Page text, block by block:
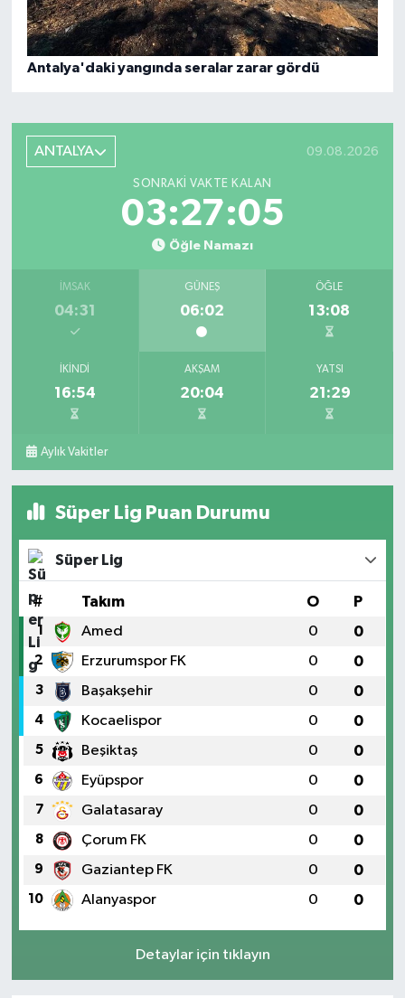
Antalya'daki yangında seralar zarar gördü
ANTALYA 09.08.2026
SONRAKI VAKTE KALAN
03:27:04
Öğle Namazı
İMSAK
04:31
GÜNEŞ
06:02
ÖĞLE
13:08
İKINDI
16:54
AKŞAM
20:04
YATSI
21:29
Aylık Vakitler
Süper Lig Puan Durumu
Süper Lig
# Takım O P
1 Amed 0 0
2 Erzurumspor FK 0 0
3 Başakşehir 0 0
4 Kocaelispor 0 0
5 Beşiktaş 0 0
6 Eyüpspor 0 0
7 Galatasaray 0 0
8 Çorum FK 0 0
9 Gaziantep FK 0 0
10 Alanyaspor 0 0
Detaylar için tıklayın